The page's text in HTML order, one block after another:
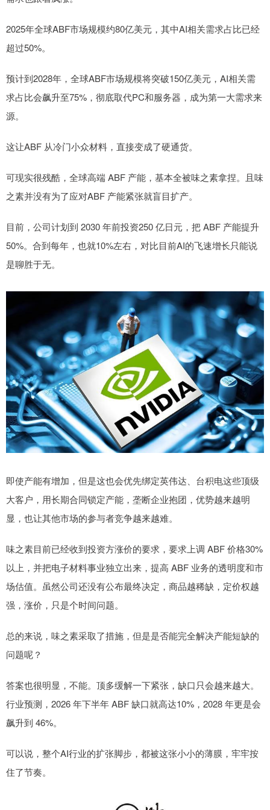
2025年全球ABF市场规模约80亿美元，其中AI相关需求占比已经
超过50%。
预计到2028年，全球ABF市场规模将突破150亿美元，AI相关需
求占比会飙升至75%，彻底取代PC和服务器，成为第一大需求来
源。
这让ABF 从冷门小众材料，直接变成了硬通货。
可现实很残酷，全球高端 ABF 产能，基本全被味之素拿捏。且味
之素并没有为了应对ABF 产能紧张就盲目扩产。
目前，公司计划到 2030 年前投资250 亿日元，把 ABF 产能提升
50%。合到每年，也就10%左右，对比目前AI的飞速增长只能说
是聊胜于无。
即使产能有增加，但是这也会优先绑定英伟达、台积电这些顶级
大客户，用长期合同锁定产能，垄断企业抱团，优势越来越明
显，也让其他市场的参与者竞争越来越难。
味之素目前已经收到投资方涨价的要求，要求上调 ABF 价格30%
以上，并把电子材料事业独立出来，提高 ABF 业务的透明度和市
场估值。虽然公司还没有公布最终决定，商品越稀缺，定价权越
强，涨价，只是个时间问题。
总的来说，味之素采取了措施，但是是否能完全解决产能短缺的
问题呢？
答案也很明显，不能。顶多缓解一下紧张，缺口只会越来越大。
行业预测，2026 年下半年 ABF 缺口就高达10%，2028 年更是会
飙升到 46%。
可以说，整个AI行业的扩张脚步，都被这张小小的薄膜，牢牢按
住了节奏。